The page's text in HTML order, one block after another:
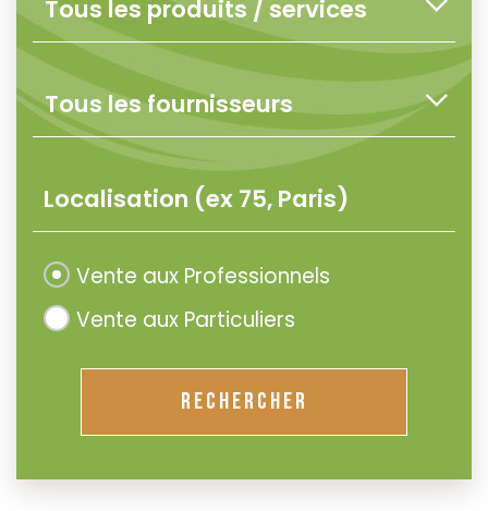
Vente aux Professionnels
Vente aux Particuliers
RECHERCHER